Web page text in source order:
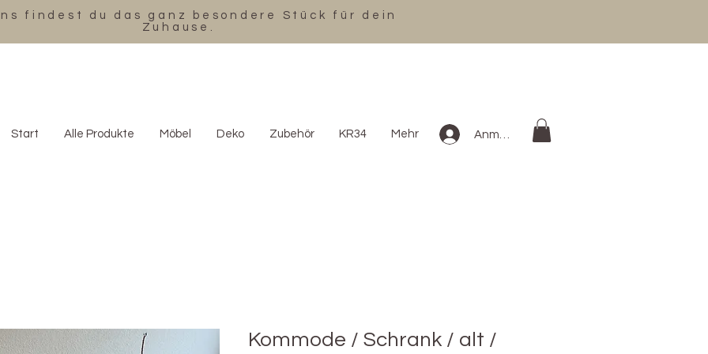
findest du das ganz besondere Stück für dein
Zuhause.
Start Alle Produkte Möbel Deko Zubehör KR34 Mehr Anmelden
Kommode / Schrank / alt /